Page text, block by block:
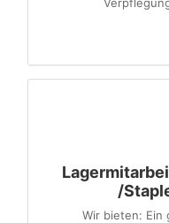
/
Wir bieten: Ein